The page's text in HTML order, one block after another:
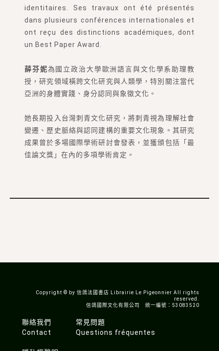
identitaires. Ses travaux ont été présentés
dans plusieurs conférences internationales et
ont reçu des distinctions académiques, dont
un Best Paper Award.
薛芬妮為國立政治大學歐洲語言與文化學系助理教
授，研究領域橫跨文化研究與人類學，特別關注當代
亞洲的身體實踐、身分認同與象徵文化。
她長期投入台灣刺青文化研究，將刺青視為理解社會
變遷、歷史脈絡與認同建構的重要文化現象。其研究
成果曾於多場國際學術研討會發表，並獲頒包括「最
佳論文獎」在內的多項學術肯定。
Copyright © by 信鴿法國書店 Librairie Le Pigeonnier All rights
reserved.
信鴿國際文化有限公司 統一編號：53083520
聯絡我們
Contact
常見問題
Questions fréquentes